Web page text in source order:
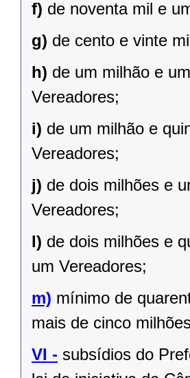
f) de noventa mil e
g) de cento e vinte
h) de um milhão e
Vereadores;
i) de um milhão e
Vereadores;
j) de dois milhões e
Vereadores;
l) de dois milhões e
um Vereadores;
m) mínimo de
mais de cinco
VI - subsídios do